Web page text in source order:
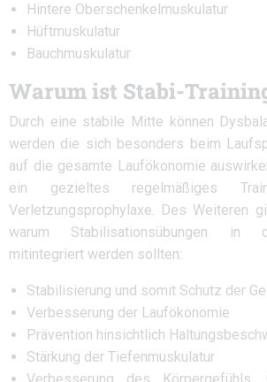
Hintere Oberschenkelmuskulatur
Hüftmuskulatur
Bauchmuskulatur
Warum ist Stabi-
Durch eine stabile Mitte können
werden die sich besonders beim
auf die gesamte Laufökonomie
ein gezieltes regelmäßiges
Verletzungsprophylaxe. Des Weiteren
warum Stabilisationsübungen in
mitintegriert werden sollten:
Stabilisierung und somit Schutz der
Verbesserung der Laufökonomie
Prävention hinsichtlich
Stärkung der Tiefenmuskulatur